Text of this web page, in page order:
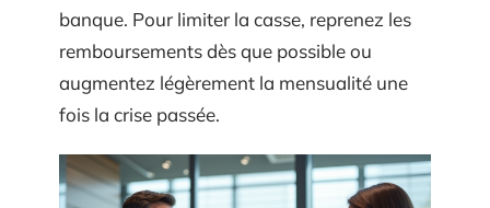
banque. Pour limiter la casse, reprenez les
remboursements dès que possible ou
augmentez légèrement la mensualité une
fois la crise passée.